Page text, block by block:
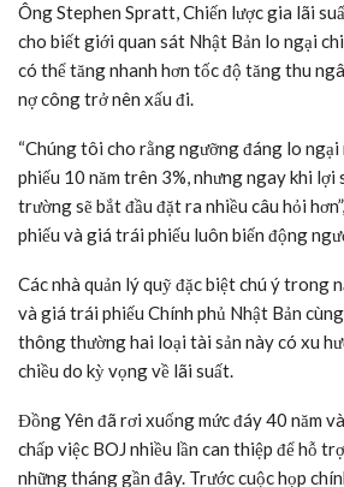
Ông Stephen Spratt, Chiến lược gia lãi
cho biết giới quan sát Nhật Bản lo ngại
có thể tăng nhanh hơn tốc độ tăng thu
nợ công trở nên xấu đi.
“Chúng tôi cho rằng ngưỡng đáng lo ngại
phiếu 10 năm trên 3%, nhưng ngay khi lợi
trường sẽ bắt đầu đặt ra nhiều câu hỏi
phiếu và giá trái phiếu luôn biến động
Các nhà quản lý quỹ đặc biệt chú ý trong
và giá trái phiếu Chính phủ Nhật Bản
thông thường hai loại tài sản này có xu
chiều do kỳ vọng về lãi suất.
Đồng Yên đã rơi xuống mức đáy 40 năm
chấp việc BOJ nhiều lần can thiệp để hỗ
những tháng gần đây. Trước cuộc họp